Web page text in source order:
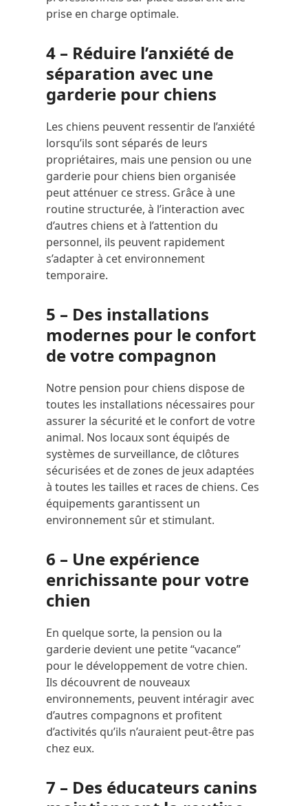
prise en charge optimale.
4 – Réduire l’anxiété de
séparation avec une
garderie pour chiens
Les chiens peuvent ressentir de l’anxiété
lorsqu’ils sont séparés de leurs
propriétaires, mais une pension ou une
garderie pour chiens bien organisée
peut atténuer ce stress. Grâce à une
routine structurée, à l’interaction avec
d’autres chiens et à l’attention du
personnel, ils peuvent rapidement
s’adapter à cet environnement
temporaire.
5 – Des installations
modernes pour le confort
de votre compagnon
Notre pension pour chiens dispose de
toutes les installations nécessaires pour
assurer la sécurité et le confort de votre
animal. Nos locaux sont équipés de
systèmes de surveillance, de clôtures
sécurisées et de zones de jeux adaptées
à toutes les tailles et races de chiens. Ces
équipements garantissent un
environnement sûr et stimulant.
6 – Une expérience
enrichissante pour votre
chien
En quelque sorte, la pension ou la
garderie devient une petite “vacance”
pour le développement de votre chien.
Ils découvrent de nouveaux
environnements, peuvent intéragir avec
d’autres compagnons et profitent
d’activités qu’ils n’auraient peut-être pas
chez eux.
7 – Des éducateurs canins